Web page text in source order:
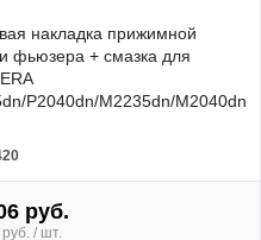
накладка прижимной
фьюзера + смазка для
P2040dn/M2235dn/M2040dn
руб.
/ шт.